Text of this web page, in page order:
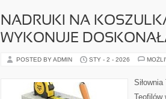
NADRUKI NA
WYKONUJE
POSTED BY ADMIN STY - 2 - 2026
Teofilów